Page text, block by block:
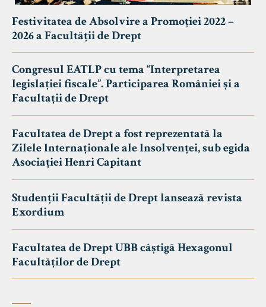
Festivitatea de Absolvire a Promoției 2022 –
2026 a Facultății de Drept
Congresul EATLP cu tema “Interpretarea
legislației fiscale”. Participarea României și a
Facultații de Drept
Facultatea de Drept a fost reprezentată la
Zilele Internaționale ale Insolvenței, sub egida
Asociației Henri Capitant
Studenții Facultății de Drept lansează revista
Exordium
Facultatea de Drept UBB câștigă Hexagonul
Facultăților de Drept